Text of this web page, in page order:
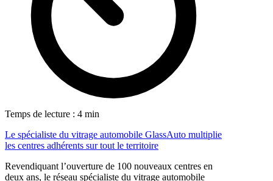
Temps de lecture : 4 min
Le spécialiste du vitrage automobile GlassAuto multiplie
les centres adhérents sur tout le territoire
Revendiquant l’ouverture de 100 nouveaux centres en
deux ans, le réseau spécialiste du vitrage automobile